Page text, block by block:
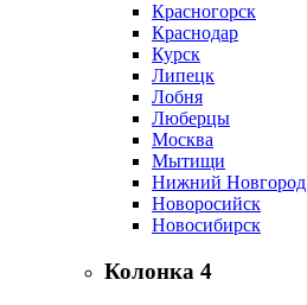
Красногорск
Краснодар
Курск
Липецк
Лобня
Люберцы
Москва
Мытищи
Нижний Новгород
Новоросийск
Новосибирск
Колонка 4